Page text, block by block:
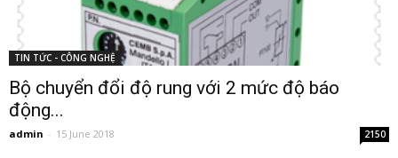
TIN TỨC - CÔNG NGHỆ
Bộ chuyển đổi độ rung với 2 mức độ báo
động...
admin - 15 June 2018 2150